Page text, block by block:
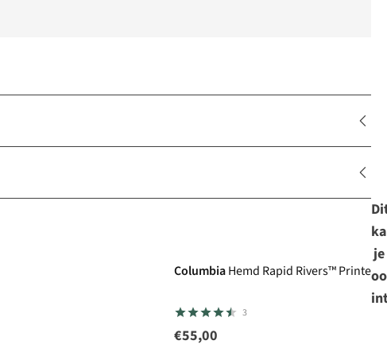
ColumbiaHemd Rapid Rivers™ Printed
3
€55,00
je